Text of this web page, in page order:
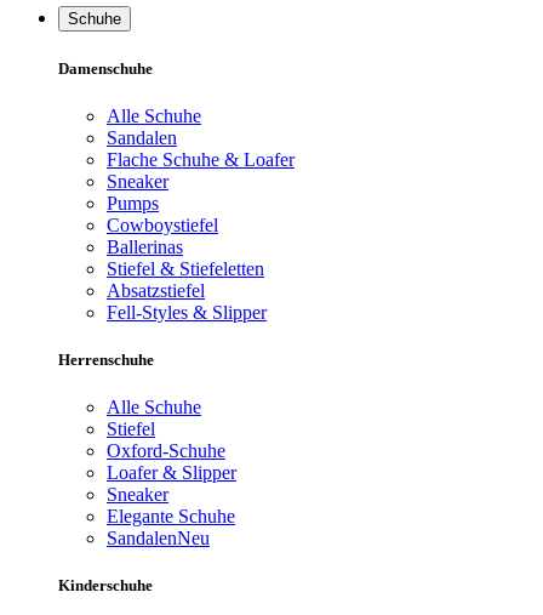
Schuhe
Damenschuhe
Alle Schuhe
Sandalen
Flache Schuhe & Loafer
Sneaker
Pumps
Cowboystiefel
Ballerinas
Stiefel & Stiefeletten
Absatzstiefel
Fell-Styles & Slipper
Herrenschuhe
Alle Schuhe
Stiefel
Oxford-Schuhe
Loafer & Slipper
Sneaker
Elegante Schuhe
SandalenNeu
Kinderschuhe